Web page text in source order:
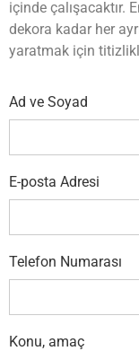
içinde çalışacaktır.
dekora kadar her
yaratmak için
Ad ve Soyad
E-posta Adresi
Telefon Numarası
Konu, amaç